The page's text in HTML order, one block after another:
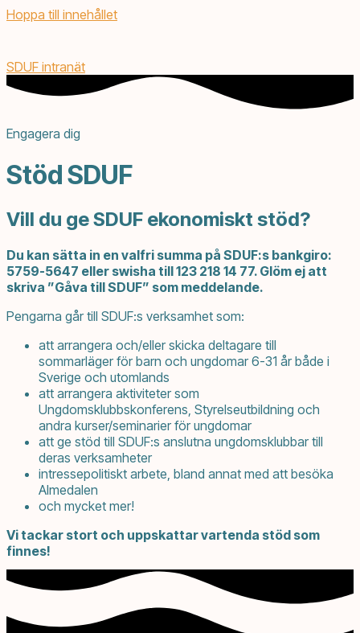
Hoppa till innehållet
SDUF intranät
Engagera dig
Stöd SDUF
Vill du ge SDUF ekonomiskt stöd?
Du kan sätta in en valfri summa på SDUF:s bankgiro:
5759-5647 eller swisha till 123 218 14 77. Glöm ej att
skriva ”Gåva till SDUF” som meddelande.
Pengarna går till SDUF:s verksamhet som:
att arrangera och/eller skicka deltagare till
sommarläger för barn och ungdomar 6-31 år både i
Sverige och utomlands
att arrangera aktiviteter som
Ungdomsklubbskonferens, Styrelseutbildning och
andra kurser/seminarier för ungdomar
att ge stöd till SDUF:s anslutna ungdomsklubbar till
deras verksamheter
intressepolitiskt arbete, bland annat med att besöka
Almedalen
och mycket mer!
Vi tackar stort och uppskattarvartenda stöd som
finnes!